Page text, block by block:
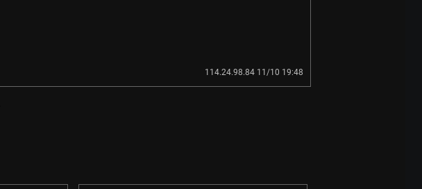
114.24.98.84 11/10 19:48